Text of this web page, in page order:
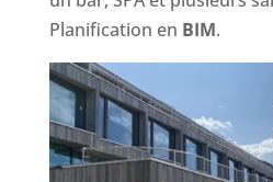
Planification en BIM.